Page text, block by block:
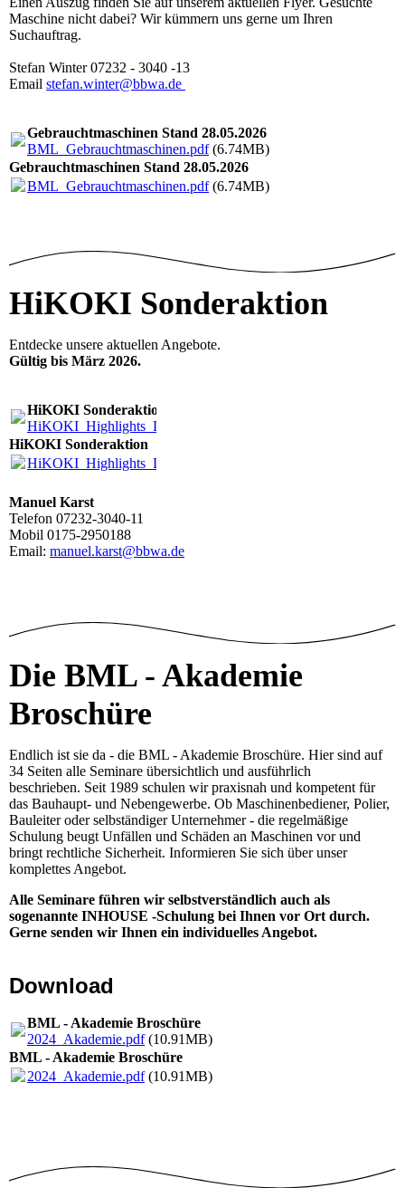
Maschine nicht dabei? Wir kümmern uns gerne um Ihren
Suchauftrag.
Stefan Winter 07232 - 3040 -13
Email stefan.winter@bbwa.de
Gebrauchtmaschinen Stand 28.05.2026
BML_Gebrauchtmaschinen.pdf(6.74MB)
Gebrauchtmaschinen Stand 28.05.2026
BML_Gebrauchtmaschinen.pdf(6.74MB)
HiKOKI Sonderaktion
Entdecke unsere aktuellen Angebote.
Gültig bis März 2026.
HiKOKI Sonderaktion
HiKOKI_Highlights_DE_2026.pdf
HiKOKI Sonderaktion
HiKOKI_Highlights_DE_2026.pdf
Manuel Karst
Telefon 07232-3040-11
Mobil 0175-2950188
Email: manuel.karst@bbwa.de
Die BML - Akademie
Broschüre
Endlich ist sie da - die BML - Akademie Broschüre. Hier sind auf
34 Seiten alle Seminare übersichtlich und ausführlich
beschrieben. Seit 1989 schulen wir praxisnah und kompetent für
das Bauhaupt- und Nebengewerbe. Ob Maschinenbediener, Polier,
Bauleiter oder selbständiger Unternehmer - die regelmäßige
Schulung beugt Unfällen und Schäden an Maschinen vor und
bringt rechtliche Sicherheit. Informieren Sie sich über unser
komplettes Angebot.
Alle Seminare führen wir selbstverständlich auch als
sogenannte INHOUSE -Schulung bei Ihnen vor Ort durch.
Gerne senden wir Ihnen ein individuelles Angebot.
Download
BML - Akademie Broschüre
2024_Akademie.pdf(10.91MB)
BML - Akademie Broschüre
2024_Akademie.pdf(10.91MB)